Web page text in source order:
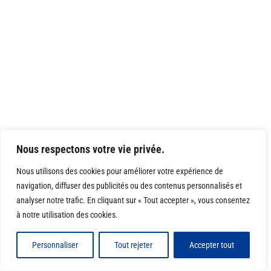
Nous respectons votre vie privée.
Nous utilisons des cookies pour améliorer votre expérience de
navigation, diffuser des publicités ou des contenus personnalisés et
analyser notre trafic. En cliquant sur « Tout accepter », vous consentez
à notre utilisation des cookies.
Personnaliser Tout rejeter Accepter tout